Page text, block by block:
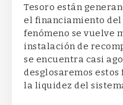
Tesoro están
el financiamiento del
fenómeno se vuelve
instalación de
se encuentra casi
desglosaremos
la liquidez del